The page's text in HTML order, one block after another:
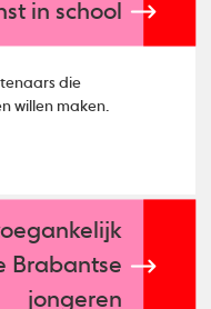
in school
die
willen maken.
Brabantse
jongeren